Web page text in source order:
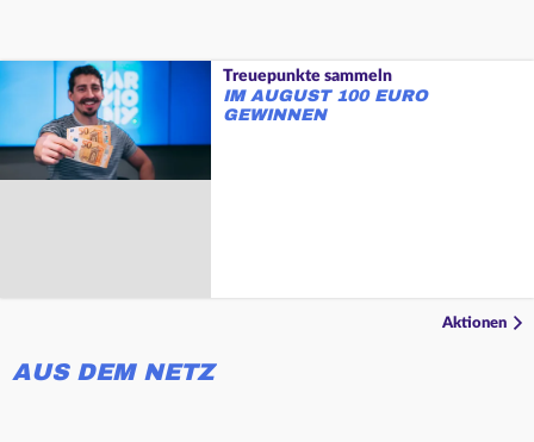
Treuepunkte sammeln
IM AUGUST 100 EURO
GEWINNEN
Aktionen
AUS DEM NETZ